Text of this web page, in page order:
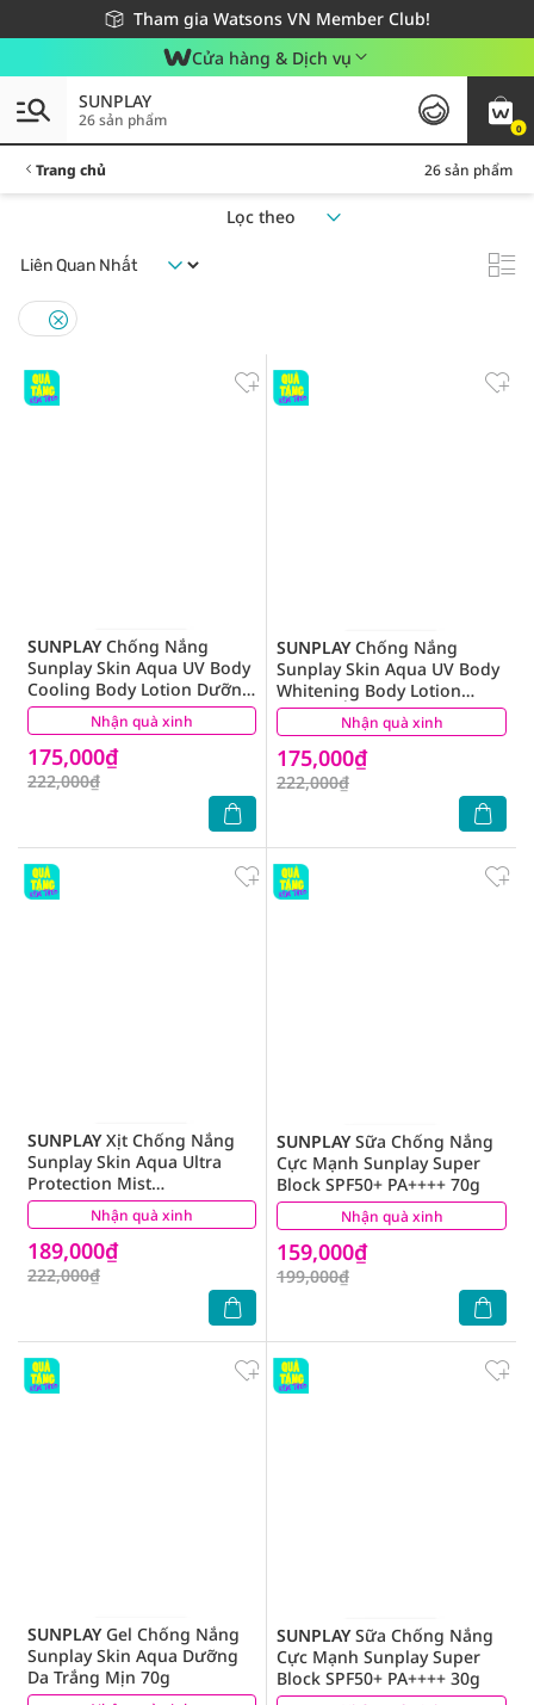
Tham gia Watsons VN Member Club!
Miễn phí giao hàng cho đơn hàng từ 249,000Đ
Giao hàng nhanh 24h - Áp dụng khu vực TP. Hồ Chí Minh
Cửa hàng & Dịch vụ
0
SUNPLAY
26 sản phẩm
Trang chủ 26 sản phẩm
Lọc theo
Nhận quà xinh
SUNPLAYChống Nắng
Sunplay Skin Aqua UV Body
Cooling Body Lotion Dưỡng
Thể Mát Lạnh SPF50+
PA++++ 150g
175,000₫
222,000₫
(7) Nhận quà xinh
SUNPLAYChống Nắng
Sunplay Skin Aqua UV Body
Whitening Body Lotion
Dưỡng Ẩm Trắng Mịn
SPF50+ PA++++ 150g
175,000₫
222,000₫
(4)
Nhận quà xinh
SUNPLAYXịt Chống Nắng
Sunplay Skin Aqua Ultra
Protection Mist
SPF50+/PA++++ 60ml
189,000₫
222,000₫
(0) Nhận quà xinh
SUNPLAYSữa Chống Nắng
Cực Mạnh Sunplay Super
Block SPF50+ PA++++ 70g
159,000₫
199,000₫
(9)
SUNPLAYGel Chống Nắng
Sunplay Skin Aqua Dưỡng
Da Trắng Mịn 70g
SUNPLAYSữa Chống Nắng
Cực Mạnh Sunplay Super
Block SPF50+ PA++++ 30g